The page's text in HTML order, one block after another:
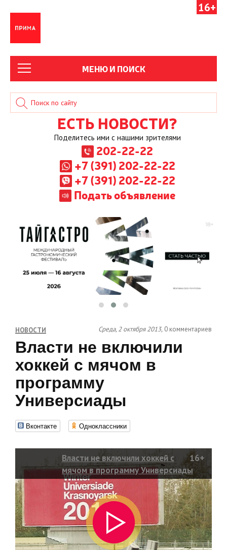
16+
МЕНЮ И ПОИСК
ЕСТЬ НОВОСТИ?
Поделитесь ими с нашими зрителями
202-22-22
+7 (391) 202-22-22
+7 (391) 202-22-22
Подать объявление
НОВОСТИ Среда, 2 октября 2013, 0 комментариев
Власти не включили
хоккей с мячом в
программу
Универсиады
Вконтакте Одноклассники
Власти не включили хоккей с
мячом в программу Универсиады
16+